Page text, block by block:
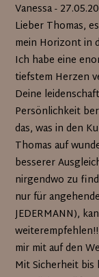
Vanessa -
Lieber Thomas,
mein Horizont in
Ich habe eine
tiefstem Herzen
Deine
Persönlichkeit
das, was in den
Thomas auf
besserer
nirgendwo zu
nur für
JEDERMANN),
mir mit auf den
Mit Sicherheit bis